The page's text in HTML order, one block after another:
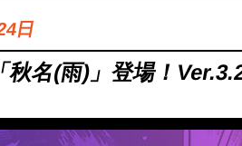
日
秋名(雨)」登場！